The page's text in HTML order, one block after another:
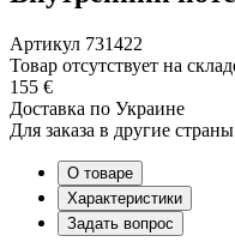
Артикул 731422
Товар отсутствует на
155 €
Доставка по Украине
Для заказа в другие
О товаре
Характеристики
Задать вопрос